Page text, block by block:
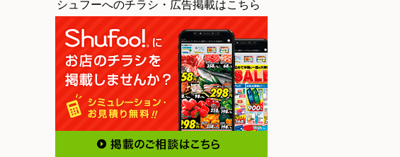
シュフーへのチラシ・広告掲載はこちら